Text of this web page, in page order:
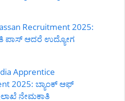
Recruitment 2025:
ಪಾಸ್ ಆದರೆ ಉದ್ಯೋಗ
Apprentice
2025: ಬ್ಯಾಂಕ್ ಆಫ್
ನೇಮಕಾತಿ